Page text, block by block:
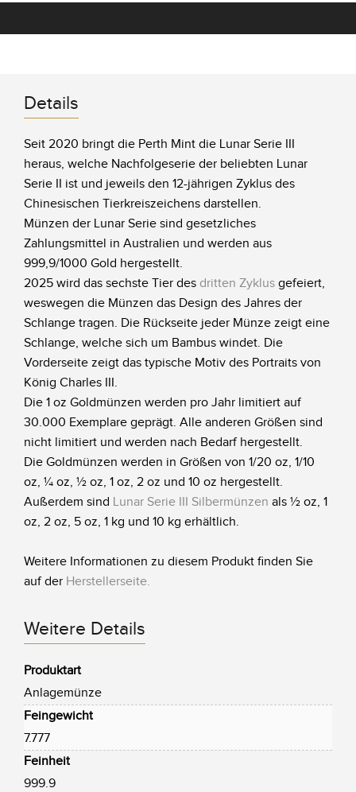
Details
Seit 2020 bringt die Perth Mint die Lunar Serie III
heraus, welche Nachfolgeserie der beliebten Lunar
Serie II ist und jeweils den 12-jährigen Zyklus des
Chinesischen Tierkreiszeichens darstellen.
Münzen der Lunar Serie sind gesetzliches
Zahlungsmittel in Australien und werden aus
999,9/1000 Gold hergestellt.
2025 wird das sechste Tier des dritten Zyklus gefeiert,
weswegen die Münzen das Design des Jahres der
Schlange tragen. Die Rückseite jeder Münze zeigt eine
Schlange, welche sich um Bambus windet. Die
Vorderseite zeigt das typische Motiv des Portraits von
König Charles III.
Die 1 oz Goldmünzen werden pro Jahr limitiert auf
30.000 Exemplare geprägt. Alle anderen Größen sind
nicht limitiert und werden nach Bedarf hergestellt.
Die Goldmünzen werden in Größen von 1/20 oz, 1/10
oz, ¼ oz, ½ oz, 1 oz, 2 oz und 10 oz hergestellt.
Außerdem sind Lunar Serie III Silbermünzen als ½ oz, 1
oz, 2 oz, 5 oz, 1 kg und 10 kg erhältlich.
Weitere Informationen zu diesem Produkt finden Sie
auf der Herstellerseite.
Weitere Details
Produktart
Anlagemünze
Feingewicht
7.777
Feinheit
999.9